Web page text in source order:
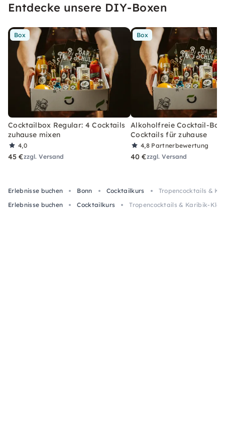
Entdecke unsere DIY-Boxen
Box
Cocktailbox Regular: 4 Cocktails
zuhause mixen
4,0
45 €zzgl. Versand
Box
Alkoholfreie Cocktail-Box
Cocktails für zuhause
4,8 Partnerbewertung
40 €zzgl. Versand
Erlebnisse buchen Bonn Cocktailkurs
Tropencocktails &
Erlebnisse buchen
Cocktailkurs Tropencocktails & Karibik-